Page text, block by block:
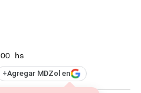
hs
+Agregar MDZol en